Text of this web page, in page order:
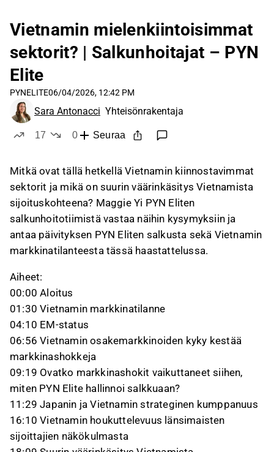
neljän kvartaalin keskiarvo on noin 7% ja
listattujen yhtiöiden yhteenlaskettu tuloskasvu
oli Q1 noin 35% YoY, mikä PYN Eliten mukaan
selittää markkinan nopean toipumisen
shokeista.
kuin indeksi (salkun tuloskasvu ~41% vs.
aggregaatti 35%) ja yhtiö nostaa Hòa Phát
infra‑rakentamisen kysynnän ja mahdollisten
maa‑arvopotentiaalien takia.
Tämä sisältö on tekoälyn tuottamaa videon transkriptin pohjalta. Voit
antaa siitä palautetta Inderesin foorumilla. Anna siihen liittyvää
Vietnamin mielenkiintoisimmat
sektorit? | Salkunhoitajat – PYN
Elite
PYNELITE06/04/2026, 12:42 PM
Sara Antonacci Yhteisönrakentaja
17
0
Seuraa
Mitkä ovat tällä hetkellä Vietnamin kiinnostavimmat
sektorit ja mikä on suurin väärinkäsitys Vietnamista
sijoituskohteena? Maggie Yi PYN Eliten
salkunhoitotiimistä vastaa näihin kysymyksiin ja
antaa päivityksen PYN Eliten salkusta sekä Vietnamin
markkinatilanteesta tässä haastattelussa.
Aiheet:
00:00 Aloitus
01:30 Vietnamin markkinatilanne
04:10 EM-status
06:56 Vietnamin osakemarkkinoiden kyky kestää
markkinashokkeja
09:19 Ovatko markkinashokit vaikuttaneet siihen,
miten PYN Elite hallinnoi salkkuaan?
11:29 Japanin ja Vietnamin strateginen kumppanuus
16:10 Vietnamin houkuttelevuus länsimaisten
sijoittajien näkökulmasta